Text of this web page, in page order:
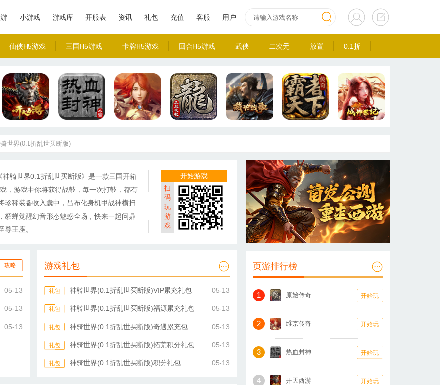
仙侠H5游戏 三国H5游戏 卡牌H5游戏 回合H5游戏 武侠 二次元 放置 0.1折
小游戏 游戏库 开服表 资讯 礼包 充值 客服 用户
世界(0.1折乱世买断版)
神骑世界0.1折乱世买断版》是一款三国开箱
，游戏中你将获得战鼓，每一次打鼓，都有
珍稀装备收入囊中，吕布化身机甲战神横扫
貂蝉觉醒幻音形态魅惑全场，快来一起问鼎
尊王座。
开始游戏
扫
码
玩
游
戏
攻略
05-13
05-13
05-13
游戏礼包
礼包 神骑世界(0.1折乱世买断版)VIP累充礼包 05-13
礼包 神骑世界(0.1折乱世买断版)福源累充礼包 05-13
礼包 神骑世界(0.1折乱世买断版)奇遇累充包 05-13
礼包 神骑世界(0.1折乱世买断版)拓荒积分礼包 05-13
礼包 神骑世界(0.1折乱世买断版)积分礼包 05-13
页游排行榜
1 原始传奇 开始玩
2 维京传奇 开始玩
3 热血封神 开始玩
4 开天西游 开始玩